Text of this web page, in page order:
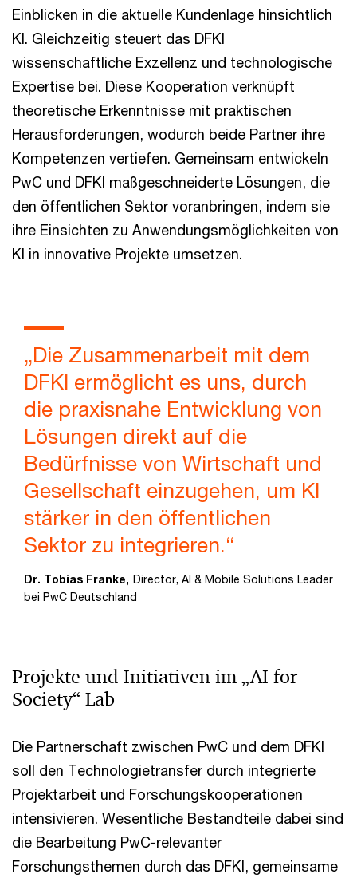
Einblicken in die aktuelle Kundenlage hinsichtlich
KI. Gleichzeitig steuert das DFKI
wissenschaftliche Exzellenz und technologische
Expertise bei. Diese Kooperation verknüpft
theoretische Erkenntnisse mit praktischen
Herausforderungen, wodurch beide Partner ihre
Kompetenzen vertiefen. Gemeinsam entwickeln
PwC und DFKI maßgeschneiderte Lösungen, die
den öffentlichen Sektor voranbringen, indem sie
ihre Einsichten zu Anwendungsmöglichkeiten von
KI in innovative Projekte umsetzen.
„Die Zusammenarbeit mit dem
DFKI ermöglicht es uns, durch
die praxisnahe Entwicklung von
Lösungen direkt auf die
Bedürfnisse von Wirtschaft und
Gesellschaft einzugehen, um KI
stärker in den öffentlichen
Sektor zu integrieren.“
Dr. Tobias Franke, Director, AI & Mobile Solutions Leader
bei PwC Deutschland
Projekte und Initiativen im „AI for
Society“ Lab
Die Partnerschaft zwischen PwC und dem DFKI
soll den Technologietransfer durch integrierte
Projektarbeit und Forschungskooperationen
intensivieren. Wesentliche Bestandteile dabei sind
die Bearbeitung PwC-relevanter
Forschungsthemen durch das DFKI, gemeinsame